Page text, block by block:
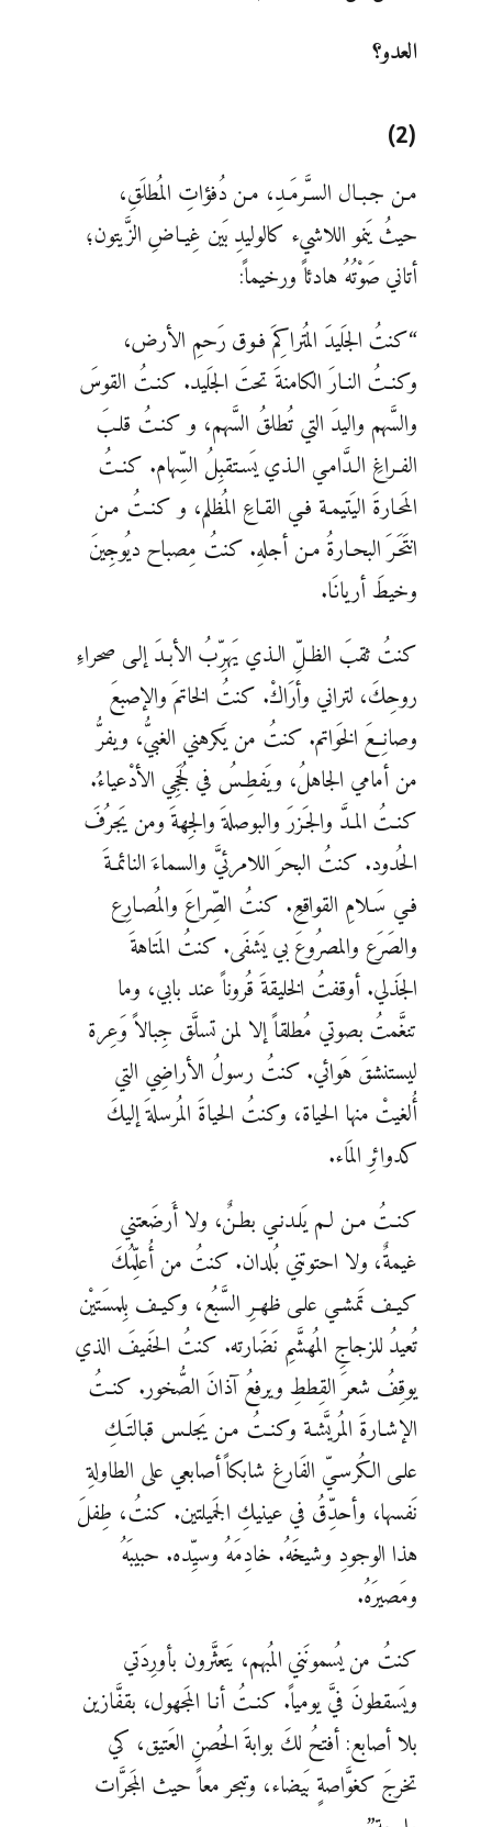
العدو؟
(2)
مـن جـبـال السـَّرمَـدِ، مـن دُفؤاتِ المُطلَقِ،
حيثُ يَنمو اللاشيء كالوليدِ بَين غِيـاضِ الزَّيتون؛
أتاني صَوْتُهُ هادئاً ورخيماً:
“كنتُ الجَليدَ المُتراكِمَ فـوق رَحمِ الأرض،
وكنـتُ النـارَ الكامنةَ تحتَ الجَليد. كنـتُ القوسَ
والسَّهم واليدَ التي تُطلقُ السَّهم، و كنـتُ قلـبَ
الفـراغِ الـدَّامـي الـذي يَسـتقبِلُ السِّهام. كنـتُ
المَحـارةَ اليَتيمـة فـي القـاعِ المُظلم، و كنـتُ مـن
انتَحَـرَ البحـارةُ مـن أجلهِ. كنتُ مِصباح ديُوجِينَ
وخيطَ أريانَا.
كنتُ ثقبَ الظـلِّ الـذي يَهرِّبُ الأبـدَ إلـى صحراءِ
روحِكَ، لتراني وأرَاكْ. كنتُ الخاتمَ والإصبعَ
وصانِعَ الخَواتم. كنتُ من يَكرهني الغبيُّ، ويفرُّ
من أمامي الجاهلُ، ويَفطِـسُ في لُجَجِي الأدْعياءُ.
كنـتُ المـدَّ والجَـزرَ والبوصلةَ والجِهةَ ومن يَجرُفَ
الحُدود. كنتُ البحرَ اللامرئيَّ والسماءَ النائمـةَ
فـي سَـلامِ القواقعِ. كنتُ الصِّراعَ والمُصـارِع
والصَرَع والمصرُوعَ بي يَشفَى. كنتُ المَتاهةَ
الجَذلي. أوقفتُ الخليقةَ قُروناً عند بابي، وما
تنغَّمتُ بصوتي مُطلقاً إلا لمن تسلَّق جِبالاً وَعِرة
ليستنشقَ هَوائي. كنتُ رسولُ الأراضِي التي
أُلغيتْ منها الحياة، وكنتُ الحياةَ المُرسلةَ إليكَ
كدوائرِ المَاء.
كنـتُ مـن لـم يَلـدنـي بطـنٌ، ولا أَرضَعتني
غيمةٌ، ولا احتوتني بُلدان. كنتُ من أُعلِّمُكَ
كيـف تَمشـي علـى ظهـرِ السَّبُع، وكيـف بِلمسَتيْن
تُعيدُ للزجاجِ المُهشَّمِ نَضَارته. كنتُ الحَفيفَ الذي
يوقِفُ شعرَ القِططِ ويرفعُ آذانَ الصُّخور. كنـتُ
الإشـارةَ المُريَّشـة وكنـتُ مـن يَجلـس قبالتَـكِ
علـى الكُرسـيّ الفَارغ شابكاً أصابعي على الطاولةِ
نَفسها، وأحدِّقُ في عينيكِ الجَميلتين. كنتُ، طِفلَ
هذا الوجودِ وشيخَهُ. خادِمَهُ وسيِّده. حبيبَهُ
ومَصيرَهُ.
كنتُ من يُسمونَني المُبهم، يَتعثَّرون بأورِدَتي
ويَسقطونَ فيَّ يومياً. كنـتُ أنـا المَجهول، بقفَّازين
بلا أصابع: أفتحُ لكَ بوابةَ الحُصنِ العَتيق، كي
تخرجَ كغوَّاصةٍ بَيضاء، وتبحر معاً حيث المَجرَّات